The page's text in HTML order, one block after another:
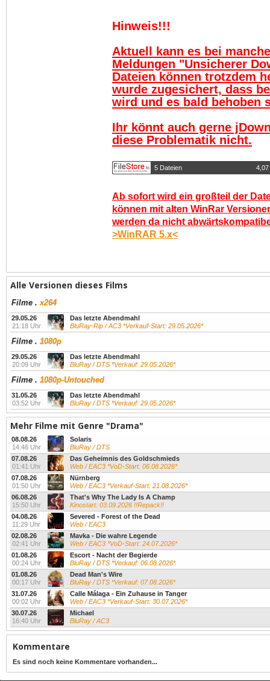
Hinweis!!!
Aktuell kann es bei
Meldungen "Unsicherer
Dateien können trotzdem
wurde zugesichert, dass
wird und es bald behoben
Ihr könnt auch gerne
diese Problematik nicht.
5 Dateien
Ab sofort wird ein großteil der
können mit alten WinRar
werden da nicht
>WinRAR 5.x<
Alle Versionen dieses Films
Filme .x264
29.05.26
21:18 Uhr
Das letzte Abendmahl
BluRay-Rip / AC3 *Verkauf-Start: 29.05.2026*
Filme . 1080p
29.05.26
20:09 Uhr
Das letzte Abendmahl
BluRay / DTS *Verkauf: 29.05.2026*
Filme . 1080p-Untouched
31.05.26
03:52 Uhr
Das letzte Abendmahl
BluRay / DTS *Verkauf: 29.05.2026*
Mehr Filme mit Genre "Drama"
08.08.26
14:46 Uhr
Solaris
BluRay / DTS
07.08.26
01:41 Uhr
Das Geheimnis des Goldschmieds
Web / EAC3 *VoD-Start: 06.08.2026*
07.08.26
01:50 Uhr
Nürnberg
Web / EAC3 *Verkauf-Start: 21.08.2026*
06.08.26
15:50 Uhr
That's Why The Lady Is A Champ
Kinostart: 03.09.2026 !!Repack!!
04.08.26
11:29 Uhr
Severed - Forest of the Dead
Web / EAC3
02.08.26
02:41 Uhr
Mavka - Die wahre Legende
Web / EAC3 *VoD-Start: 24.07.2026*
01.08.26
00:24 Uhr
Escort - Nacht der Begierde
BluRay / DTS *Verkauf: 06.08.2026*
01.08.26
00:17 Uhr
Dead Man's Wire
BluRay / DTS *Verkauf: 07.08.2026*
31.07.26
00:02 Uhr
Calle Málaga - Ein Zuhause in Tanger
Web / EAC3 *Verkauf-Start: 30.07.2026*
30.07.26
16:40 Uhr
Michael
BluRay / AC3
Kommentare
Es sind noch keine Kommentare vorhanden...